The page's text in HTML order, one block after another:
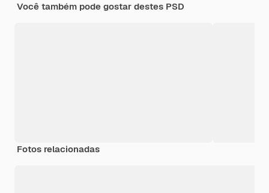
Você também pode gostar destes PSD
Fotos relacionadas